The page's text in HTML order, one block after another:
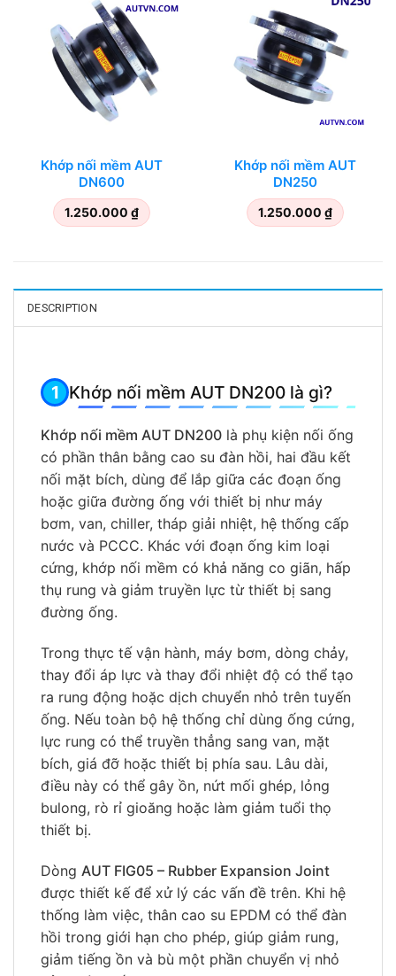
Khớp nối mềm AUT
DN600
1.250.000 ₫
Khớp nối mềm AUT
DN250
1.250.000 ₫
DESCRIPTION
Khớp nối mềm AUT DN200 là gì?
Khớp nối mềm AUT DN200 là phụ kiện nối ống
có phần thân bằng cao su đàn hồi, hai đầu kết
nối mặt bích, dùng để lắp giữa các đoạn ống
hoặc giữa đường ống với thiết bị như máy
bơm, van, chiller, tháp giải nhiệt, hệ thống cấp
nước và PCCC. Khác với đoạn ống kim loại
cứng, khớp nối mềm có khả năng co giãn, hấp
thụ rung và giảm truyền lực từ thiết bị sang
đường ống.
Trong thực tế vận hành, máy bơm, dòng chảy,
thay đổi áp lực và thay đổi nhiệt độ có thể tạo
ra rung động hoặc dịch chuyển nhỏ trên tuyến
ống. Nếu toàn bộ hệ thống chỉ dùng ống cứng,
lực rung có thể truyền thẳng sang van, mặt
bích, giá đỡ hoặc thiết bị phía sau. Lâu dài,
điều này có thể gây ồn, nứt mối ghép, lỏng
bulong, rò rỉ gioăng hoặc làm giảm tuổi thọ
thiết bị.
Dòng AUT FIG05 – Rubber Expansion Joint
được thiết kế để xử lý các vấn đề trên. Khi hệ
thống làm việc, thân cao su EPDM có thể đàn
hồi trong giới hạn cho phép, giúp giảm rung,
giảm tiếng ồn và bù một phần chuyển vị nhỏ